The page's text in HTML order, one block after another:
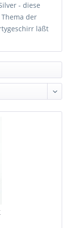
- diese
der
läßt